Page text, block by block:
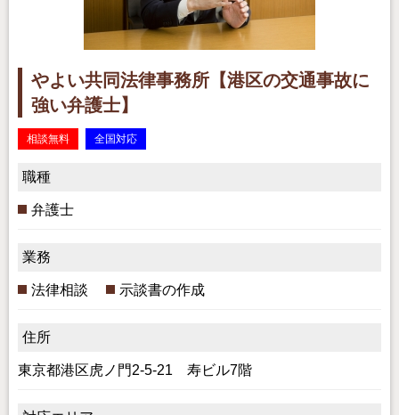
やよい共同法律事務所【港区の交通事故に
強い弁護士】
相談無料 全国対応
職種
弁護士
業務
法律相談 示談書の作成
住所
東京都港区虎ノ門2-5-21 寿ビル7階